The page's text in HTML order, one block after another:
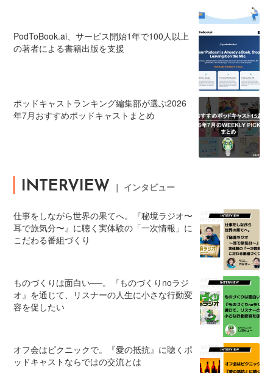
PodToBook.ai、サービス開始1年で100人以上
の著者による書籍出版を支援
ポッドキャストランキング編集部が選ぶ2026
年7月おすすめポッドキャストまとめ
INTERVIEW ｜ インタビュー
仕事をしながら世界の果てへ。『秘境ラジオ〜
耳で旅気分〜』に聴く実体験の「一次情報」に
こだわる番組づくり
ものづくりは面白い──。『ものづくりnoラジ
オ』を通じて、リスナーの人生に小さな行動変
容を促したい
オフ会はピクニックで。『愛の抵抗』に聴くポ
ッドキャストならではの交流とは